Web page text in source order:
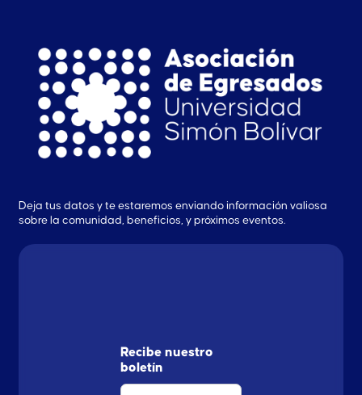
Deja tus datos y te estaremos enviando información valiosa
sobre la comunidad, beneficios, y próximos eventos.
Recibe nuestro
boletín